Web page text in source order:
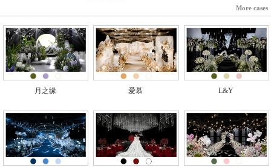
More cases
月之缘 爱慕 L&Y